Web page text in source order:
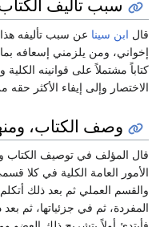
سبب تأليف
قال ابن سينا عن سبب تأليفه
إخواني، ومن يلزمني إسعافه
كتاباً مشتملاً على قوانينه
الاختصار وإلى إيفاء الأكثر حقه
وصف الكتاب،
قال المؤلف في توصيف الكتاب
الأمور العامة الكلية في كلا
والقسم العملي ثم بعد ذلك
المفردة، ثم في جزئياتها، ثم